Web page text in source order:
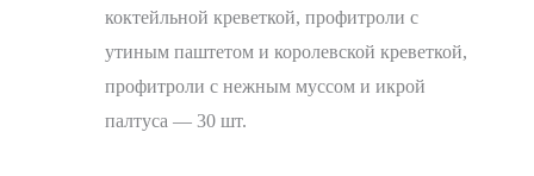
коктейльной креветкой, профитроли с
утиным паштетом и королевской креветкой,
профитроли с нежным муссом и икрой
палтуса — 30 шт.